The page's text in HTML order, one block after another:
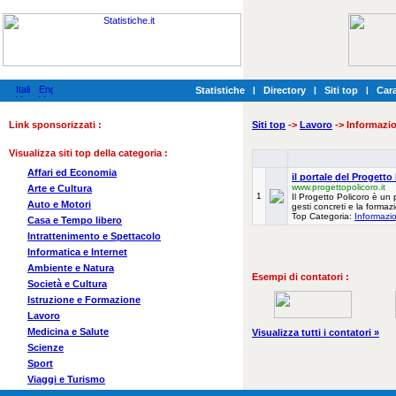
Statistiche | Directory | Siti top |
Link sponsorizzati :
Visualizza siti top della categoria :
Affari ed Economia
Arte e Cultura
Auto e Motori
Casa e Tempo libero
Intrattenimento e Spettacolo
Informatica e Internet
Ambiente e Natura
Società e Cultura
Istruzione e Formazione
Lavoro
Medicina e Salute
Scienze
Sport
Viaggi e Turismo
Siti top -> Lavoro ->
1
il portale del Progetto
www.progettopolicoro.it
Il Progetto Policoro è un
gesti concreti e la
Top Categoria:
Esempi di contatori :
Visualizza tutti i contatori »